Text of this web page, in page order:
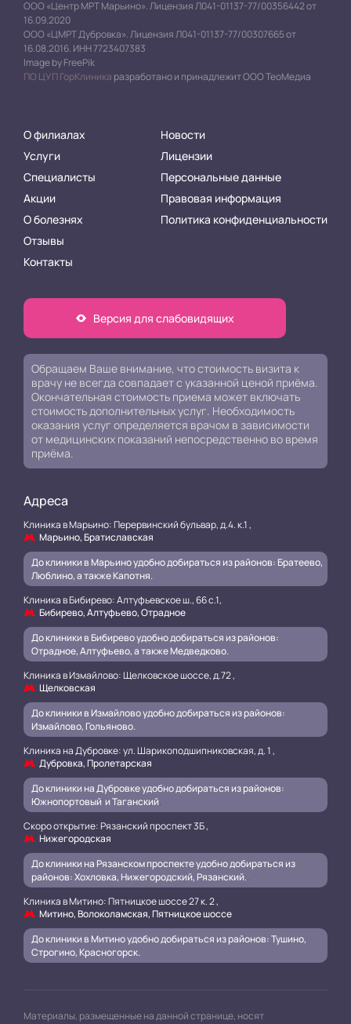
ООО «Центр МРТ Марьино». Лицензия Л041-01137-77/00356442 от
16.09.2020
ООО «ЦМРТ Дубровка». Лицензия Л041-01137-77/00307665 от
16.08.2016. ИНН 7723407383
Image by FreePik
ПО ЦУП ГорКлиника разработано и принадлежит ООО ТеоМедиа
О филиалах
Услуги
Специалисты
Акции
О болезнях
Отзывы
Контакты
Новости
Лицензии
Персональные данные
Правовая информация
Политика конфиденциальности
Версия для слабовидящих
Обращаем Ваше внимание, что стоимость визита к
врачу не всегда совпадает с указанной ценой приёма.
Окончательная стоимость приема может включать
стоимость дополнительных услуг. Необходимость
оказания услуг определяется врачом в зависимости
от медицинских показаний непосредственно во время
приёма.
Адреса
Клиника в Марьино: Перервинский бульвар, д.4. к.1 ,
Марьино, Братиславская
До клиники в Марьино удобно добираться из районов: Братеево,
Люблино, а также Капотня.
Клиника в Бибирево: Алтуфьевское ш., 66 с.1,
Бибирево, Алтуфьево, Отрадное
До клиники в Бибирево удобно добираться из районов:
Отрадное, Алтуфьево, а также Медведково.
Клиника в Измайлово: Щелковское шоссе, д.72 ,
Щелковская
До клиники в Измайлово удобно добираться из районов:
Измайлово, Гольяново.
Клиника на Дубровке: ул. Шарикоподшипниковская, д. 1 ,
Дубровка, Пролетарская
До клиники на Дубровке удобно добираться из районов:
Южнопортовый и Таганский.
Скоро открытие: Рязанский проспект 3Б ,
Нижегородская
До клиники на Рязанском проспекте удобно добираться из
районов: Хохловка, Нижегородский, Рязанский..
Клиника в Митино: Пятницкое шоссе 27 к. 2 ,
Митино, Волоколамская, Пятницкое шоссе
До клиники в Митино удобно добираться из районов: Тушино,
Строгино, Красногорск.
Материалы, размещенные на данной странице, носят